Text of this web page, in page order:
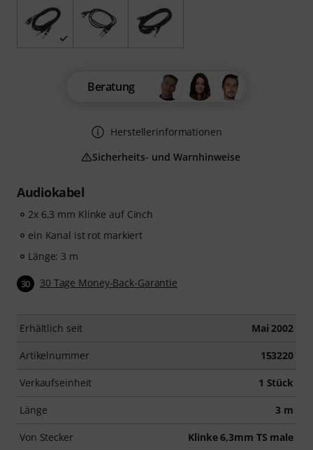
Audiokabel
2x 6,3 mm Klinke auf Cinch
ein Kanal ist rot markiert
Länge: 3 m
30 30 Tage Money-Back-Garantie
Erhältlich seit Mai 2002
Artikelnummer 153220
Verkaufseinheit 1 Stück
Länge 3 m
Von Stecker Klinke 6,3mm TS male
Beratung
Herstellerinformationen
Sicherheits- und Warnhinweise